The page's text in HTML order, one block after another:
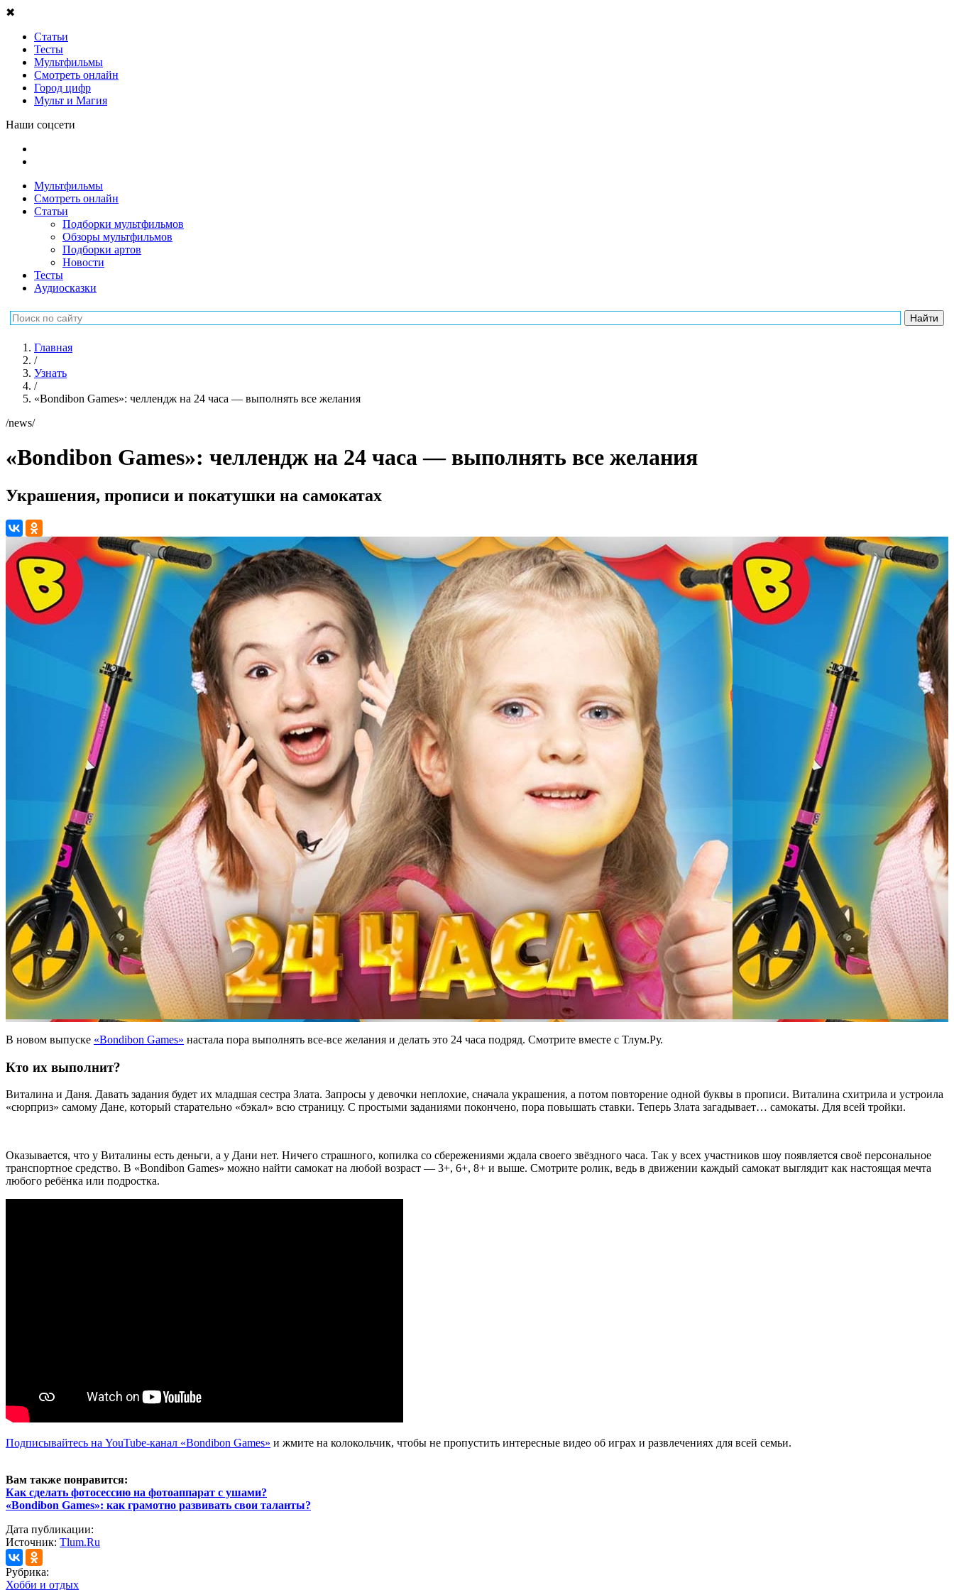
✖
Статьи
Тесты
Мультфильмы
Смотреть онлайн
Город цифр
Мульт и Магия
Наши соцсети
Мультфильмы
Смотреть онлайн
Статьи
Подборки мультфильмов
Обзоры мультфильмов
Подборки артов
Новости
Тесты
Аудиосказки
Главная
/
Узнать
/
«Bondibon Games»: челлендж на 24 часа — выполнять все желания
/news/
«Bondibon Games»: челлендж на 24 часа — выполнять все желания
Украшения, прописи и покатушки на самокатах
В новом выпуске «Bondibon Games» настала пора выполнять все-все желания и делать это 24 часа подряд. Смотрите вместе с Тлум.Ру.
Кто их выполнит?
Виталина и Даня. Давать задания будет их младшая сестра Злата. Запросы у девочки неплохие, сначала украшения, а потом повторение одной буквы в прописи. Виталина схитрила и устроила
«сюрприз» самому Дане, который старательно «бэкал» всю страницу. С простыми заданиями покончено, пора повышать ставки. Теперь Злата загадывает… самокаты. Для всей тройки.
Оказывается, что у Виталины есть деньги, а у Дани нет. Ничего страшного, копилка со сбережениями ждала своего звёздного часа. Так у всех участников шоу появляется своё персональное
транспортное средство. В «Bondibon Games» можно найти самокат на любой возраст — 3+, 6+, 8+ и выше. Смотрите ролик, ведь в движении каждый самокат выглядит как настоящая мечта
любого ребёнка или подростка.
Подписывайтесь на YouTube-канал «Bondibon Games» и жмите на колокольчик, чтобы не пропустить интересные видео об играх и развлечениях для всей семьи.
Вам также понравится:
Как сделать фотосессию на фотоаппарат с ушами?
«Bondibon Games»: как грамотно развивать свои таланты?
Дата публикации:
Источник: Tlum.Ru
Рубрика:
Хобби и отдых